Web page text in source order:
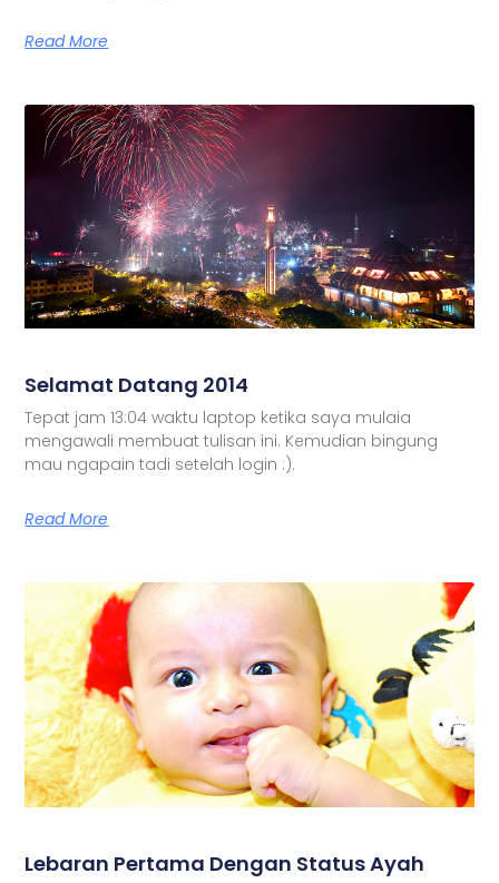
Read More
Selamat Datang 2014
Tepat jam 13:04 waktu laptop ketika saya mulaia
mengawali membuat tulisan ini. Kemudian bingung
mau ngapain tadi setelah login :).
Read More
Lebaran Pertama Dengan Status Ayah